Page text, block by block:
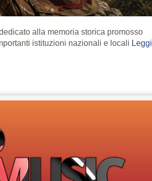
alla memoria storica promosso
istituzioni nazionali e locali Leggi